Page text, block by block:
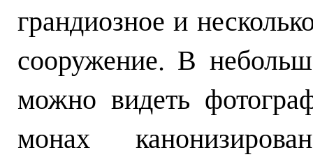
грандиозное и
сооружение. В
можно видеть
монах